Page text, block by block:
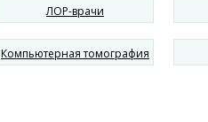
ЛОР-врачи
Компьютерная томография